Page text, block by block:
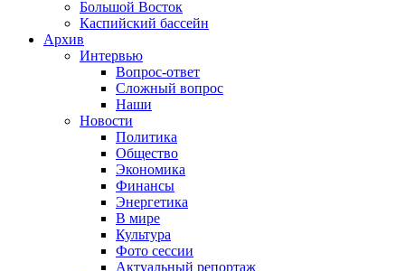
Большой Восток
Каспийский бассейн
Архив
Интервью
Вопрос-ответ
Сложный вопрос
Наши
Новости
Политика
Общество
Экономика
Финансы
Энергетика
В мире
Культура
Фото сессии
Актуальный репортаж